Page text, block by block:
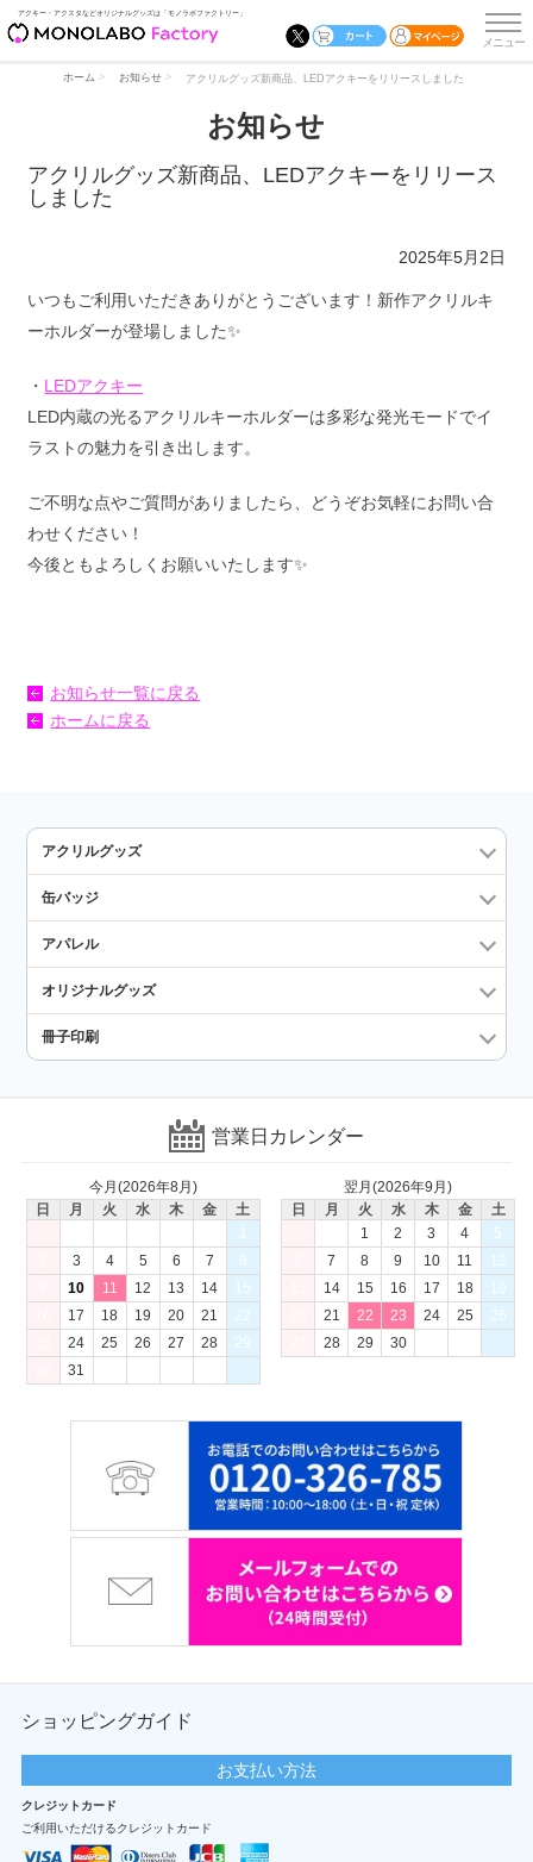
アクキー・アクスタなどオリジナルグッズは「モノラボファクトリー」
ホーム お知らせ アクリルグッズ新商品、LEDアクキーをリリースしました
お知らせ
アクリルグッズ新商品、LEDアクキーをリリース
しました
2025年5月2日
いつもご利用いただきありがとうございます！新作アクリルキ
ーホルダーが登場しました✨
・ LEDアクキー
LED内蔵の光るアクリルキーホルダーは多彩な発光モードでイ
ラストの魅力を引き出します。
ご不明な点やご質問がありましたら、どうぞお気軽にお問い合
わせください！
今後ともよろしくお願いいたします✨
お知らせ一覧に戻る
ホームに戻る
アクリルグッズ
缶バッジ
アパレル
オリジナルグッズ
冊子印刷
営業日カレンダー
今月(2026年8月)
日
月 火 水 木 金
土
1
3 4 5 6 7
8
10 11 12 13 14
15
17 18 19 20 21
22
24 25 26 27 28
29
31
翌月(2026年9月)
日
月 火 水 木 金
土
1
2 3 4
5
7 8 9 10 11
12
14 15 16 17 18
19
21 22 23 24 25
26
28 29 30
ショッピングガイド
お支払い方法
クレジットカード
ご利用いただけるクレジットカード